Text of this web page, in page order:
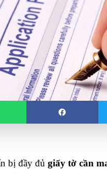
bị đầy đủ giấy tờ cần